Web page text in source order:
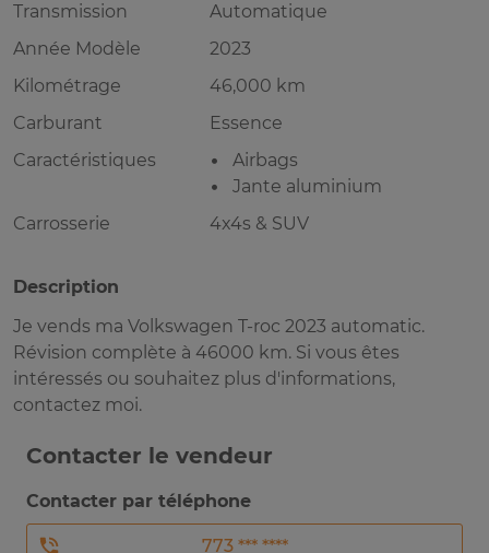
Transmission
Automatique
Année Modèle
2023
Kilométrage
46,000 km
Carburant
Essence
Caractéristiques
Airbags
Jante aluminium
Carrosserie
4x4s & SUV
Description
Je vends ma Volkswagen T-roc 2023 automatic.
Révision complète à 46000 km. Si vous êtes
intéressés ou souhaitez plus d'informations,
contactez moi.
Contacter le vendeur
Contacter par téléphone
773 *** ****